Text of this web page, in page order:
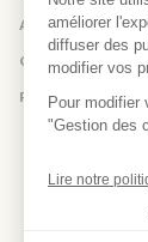
Atelier-boutique
Où nous trouver
Rejoindre l'équipe